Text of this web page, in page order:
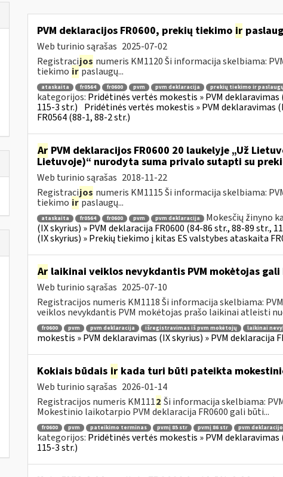
PVM deklaracijos FR0600, prekių tiekimo ir
Web turinio sąrašas 2025-07-02
Registracijos numeris KM1120 Ši informacija skelbiama:
tiekimo irpaslaugų...
ataskaita fr0564 fr0600 pvm pvm deklaracija prekių tiekimo ir
kategorijos: Pridėtinės vertės mokestis » PVM deklaravimas
115-3 str.) Pridėtinės vertės mokestis » PVM deklaravimas
FR0564 (88-1, 88-2 str.)
ArPVM deklaracijos FR0600 20 laukelyje „Už
Lietuvoje)“ nurodyta suma privalo sutapti su
Web turinio sąrašas 2018-11-22
Registracijos numeris KM1115 Ši informacija skelbiama:
tiekimo irpaslaugų...
ataskaita fr0564 fr0600 pvm pvm deklaracija Mokesčių žinyno
(IX skyrius) » PVM deklaracija FR0600 (84-86 str., 88-89 str.,
(IX skyrius) » Prekių tiekimo į kitas ES valstybes ataskaita
Arlaikinai veiklos nevykdantis PVM mokėtojas
Web turinio sąrašas 2025-07-10
Registracijos numeris KM1118 Ši informacija skelbiama:
veiklos nevykdantis PVM mokėtojas prašo laikinai atleisti
fr0600 pvm pvm deklaracija išregistravimas iš pvm mokėtojų laikinai
mokestis » PVM deklaravimas (IX skyrius) » PVM deklaracija
Kokiais būdais irkada turi būti pateikta
Web turinio sąrašas 2026-01-14
Registracijos numeris KM1112 Ši informacija skelbiama:
Mokestinio laikotarpio PVM deklaracija FR0600 gali būti...
fr0600 pvm pateikimo terminas pvmį 85 str pvmį 86 str pvm
kategorijos: Pridėtinės vertės mokestis » PVM deklaravimas
115-3 str.)